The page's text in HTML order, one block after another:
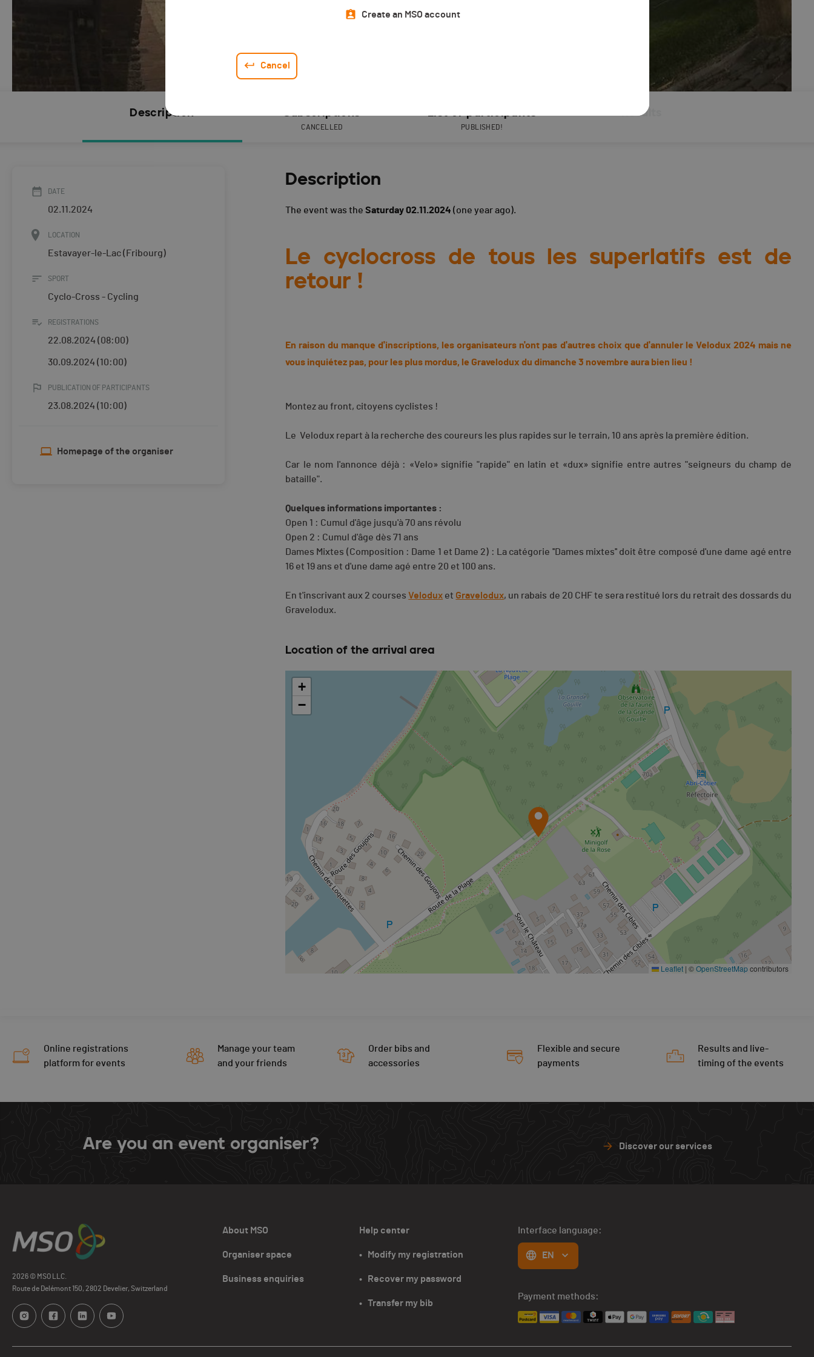
Create an MSO account
Cancel
Description Subscriptions
CANCELLED
List of participants
PUBLISHED!
Results
DATE
02.11.2024
LOCATION
Estavayer-le-Lac (Fribourg)
SPORT
Cyclo-Cross - Cycling
REGISTRATIONS
22.08.2024 (08:00)
30.09.2024 (10:00)
PUBLICATION OF PARTICIPANTS
23.08.2024 (10:00)
Homepage of the organiser
Description
The event was the Saturday 02.11.2024 (one year ago).
Le cyclocross de tous les superlatifs est de
retour !
En raison du manque d'inscriptions, les organisateurs n'ont pas d'autres choix que d'annuler le Velodux 2024 mais ne
vous inquiétez pas, pour les plus mordus, le Gravelodux du dimanche 3 novembre aura bien lieu !
Montez au front, citoyens cyclistes !
Le Velodux repart à la recherche des coureurs les plus rapides sur le terrain, 10 ans après la première édition.
Car le nom l'annonce déjà : «Velo» signifie "rapide" en latin et «dux» signifie entre autres "seigneurs du champ de
bataille".
Quelques informations importantes :
Open 1 : Cumul d'âge jusqu'à 70 ans révolu
Open 2 : Cumul d'âge dès 71 ans
Dames Mixtes (Composition : Dame 1 et Dame 2) : La catégorie ''Dames mixtes'' doit être composé d'une dame agé entre
16 et 19 ans et d'une dame agé entre 20 et 100 ans.
En t'inscrivant aux 2 coursesVelodux et Gravelodux, un rabais de 20 CHF te sera restitué lors du retrait des dossards du
Gravelodux.
Location of the arrival area
+
−
Leaflet | ©OpenStreetMapcontributors
Online registrations
platform for events
Manage your team
and your friends
Order bibs and
accessories
Flexible and secure
payments
Results and live-
timing of the events
Are you an event organiser? Discover our services
2026 © MSO LLC.
Route de Delémont 150, 2802 Develier, Switzerland
About MSO
Organiser space
Business enquiries
Help center
•   Modify my registration
•   Recover my password
•   Transfer my bib
Interface language:
EN
Payment methods: